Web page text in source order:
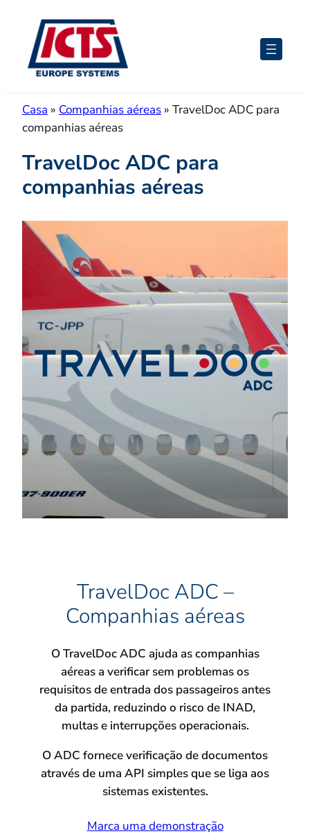
conteúdo
Casa » Companhias aéreas » TravelDoc ADC para
companhias aéreas
TravelDoc ADC para
companhias aéreas
TravelDoc ADC –
Companhias aéreas
O TravelDoc ADC ajuda as companhias
aéreas a verificar sem problemas os
requisitos de entrada dos passageiros antes
da partida, reduzindo o risco de INAD,
multas e interrupções operacionais.
O ADC fornece verificação de documentos
através de uma API simples que se liga aos
sistemas existentes.
Marca uma demonstração